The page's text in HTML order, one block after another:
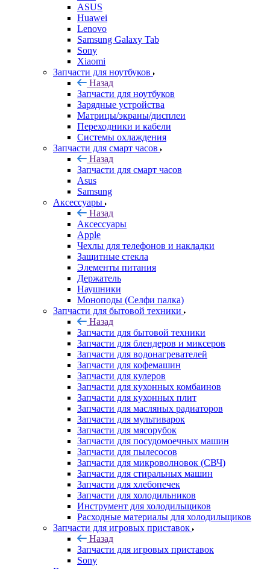
ASUS
Huawei
Lenovo
Samsung Galaxy Tab
Sony
Xiaomi
Запчасти для ноутбуков
Назад
Запчасти для ноутбуков
Зарядные устройства
Матрицы/экраны/дисплеи
Переходники и кабели
Системы охлаждения
Запчасти для смарт часов
Назад
Запчасти для смарт часов
Asus
Samsung
Аксессуары
Назад
Аксессуары
Apple
Чехлы для телефонов и накладки
Защитные стекла
Элементы питания
Держатель
Наушники
Моноподы (Селфи палка)
Запчасти для бытовой техники
Назад
Запчасти для бытовой техники
Запчасти для блендеров и миксеров
Запчасти для водонагревателей
Запчасти для кофемашин
Запчасти для кулеров
Запчасти для кухонных комбаинов
Запчасти для кухонных плит
Запчасти для масляных радиаторов
Запчасти для мультиварок
Запчасти для мясорубок
Запчасти для посудомоечных машин
Запчасти для пылесосов
Запчасти для микроволновок (СВЧ)
Запчасти для стиральных машин
Запчасти для хлебопечек
Запчасти для холодильников
Инструмент для холодильщиков
Расходные материалы для холодильщиков
Запчасти для игровых приставок
Назад
Запчасти для игровых приставок
Sony